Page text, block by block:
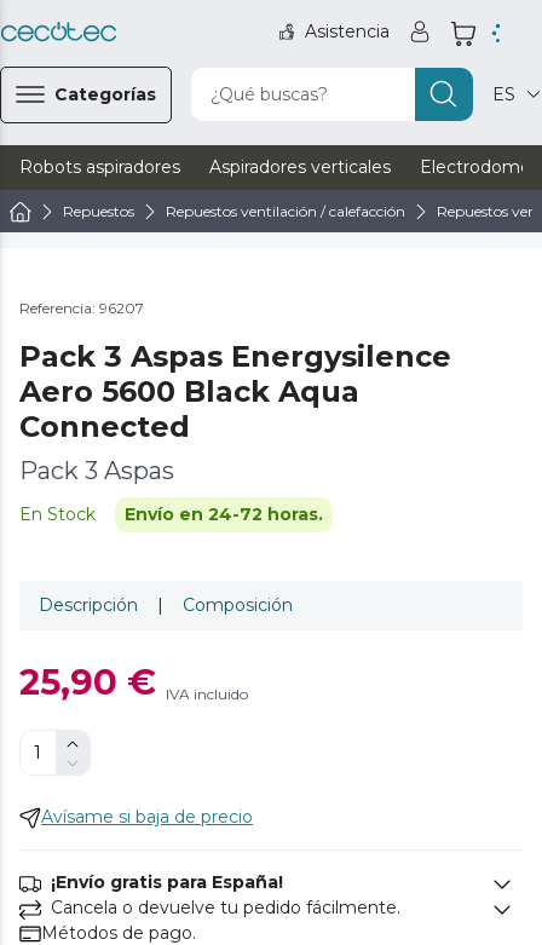
Asistencia
Categorías ¿Qué buscas? ES
Robots aspiradores Aspiradores verticales
Repuestos Repuestos ventilación / calefacción Repuestos
Referencia: 96207
Pack 3 Aspas Energysilence
Aero 5600 Black Aqua
Connected
Pack 3 Aspas
En Stock Envío en 24-72 horas.
Descripción | Composición
25,90 € IVA incluido
Avísame si baja de precio
¡Envío gratis para España!
Cancela o devuelve tu pedido fácilmente.
Métodos de pago.